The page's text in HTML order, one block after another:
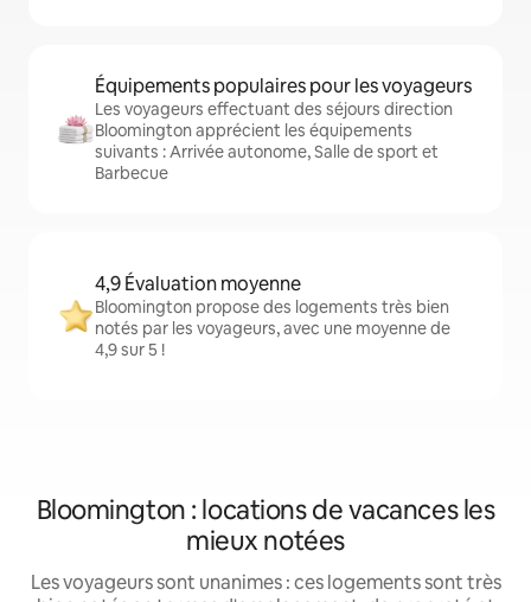
Équipements populaires pour les voyageurs
Les voyageurs effectuant des séjours direction
Bloomington apprécient les équipements
suivants : Arrivée autonome, Salle de sport et
Barbecue
4,9 Évaluation moyenne
Bloomington propose des logements très bien
notés par les voyageurs, avec une moyenne de
4,9 sur 5 !
Bloomington : locations de vacances les
mieux notées
Les voyageurs sont unanimes : ces logements sont très